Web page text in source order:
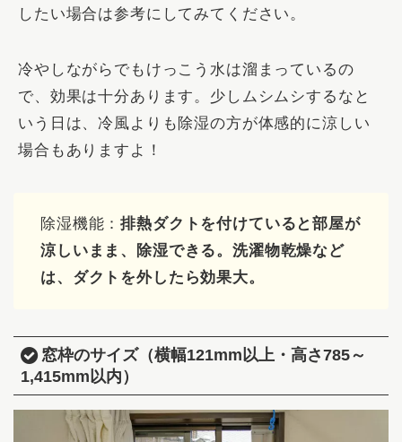
したい場合は参考にしてみてください。
冷やしながらでもけっこう水は溜まっているの
で、効果は十分あります。少しムシムシするなと
いう日は、冷風よりも除湿の方が体感的に涼しい
場合もありますよ！
除湿機能：排熱ダクトを付けていると部屋が
涼しいまま、除湿できる。洗濯物乾燥など
は、ダクトを外したら効果大。
窓枠のサイズ（横幅121mm以上・高さ785～
1,415mm以内）